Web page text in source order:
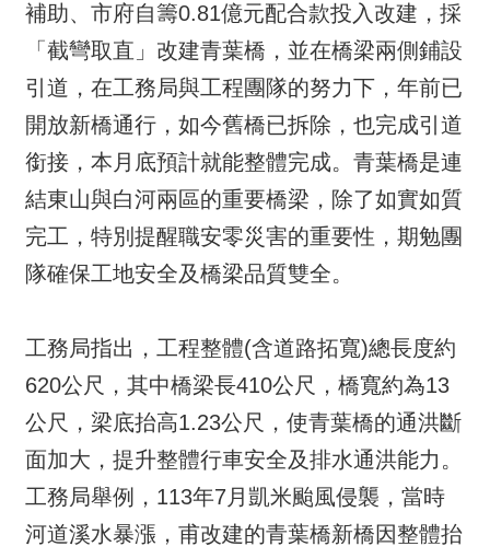
補助、市府自籌0.81億元配合款投入改建，採
「截彎取直」改建青葉橋，並在橋梁兩側鋪設
引道，在工務局與工程團隊的努力下，年前已
開放新橋通行，如今舊橋已拆除，也完成引道
銜接，本月底預計就能整體完成。青葉橋是連
結東山與白河兩區的重要橋梁，除了如實如質
完工，特別提醒職安零災害的重要性，期勉團
隊確保工地安全及橋梁品質雙全。
工務局指出，工程整體(含道路拓寬)總長度約
620公尺，其中橋梁長410公尺，橋寬約為13
公尺，梁底抬高1.23公尺，使青葉橋的通洪斷
面加大，提升整體行車安全及排水通洪能力。
工務局舉例，113年7月凱米颱風侵襲，當時
河道溪水暴漲，甫改建的青葉橋新橋因整體抬